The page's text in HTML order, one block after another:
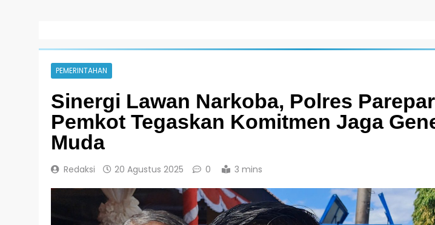
PEMERINTAHAN
Sinergi Lawan Narkoba, Polres
Pemkot Tegaskan Komitmen Jaga
Muda
Redaksi 20 Agustus 2025 0 3 mins